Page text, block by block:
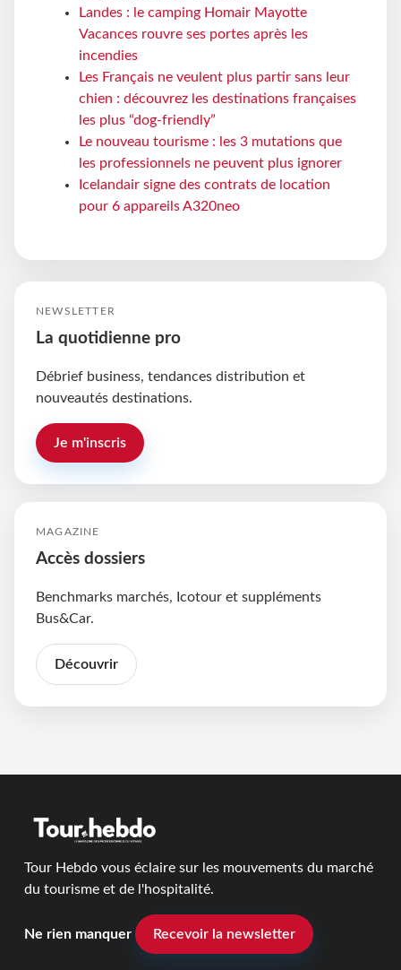
Landes : le camping Homair Mayotte
Vacances rouvre ses portes après les
incendies
Les Français ne veulent plus partir sans leur
chien : découvrez les destinations françaises
les plus “dog-friendly”
Le nouveau tourisme : les 3 mutations que
les professionnels ne peuvent plus ignorer
Icelandair signe des contrats de location
pour 6 appareils A320neo
NEWSLETTER
La quotidienne pro
Débrief business, tendances distribution et
nouveautés destinations.
Je m'inscris
MAGAZINE
Accès dossiers
Benchmarks marchés, Icotour et suppléments
Bus&Car.
Découvrir
Tour Hebdo vous éclaire sur les mouvements du marché
du tourisme et de l'hospitalité.
Ne rien manquer Recevoir la newsletter